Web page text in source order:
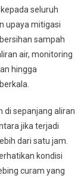
seluruh
upaya mitigasi
sampah
air, monitoring
hingga
di sepanjang aliran
jika terjadi
dari satu jam.
kondisi
curam yang